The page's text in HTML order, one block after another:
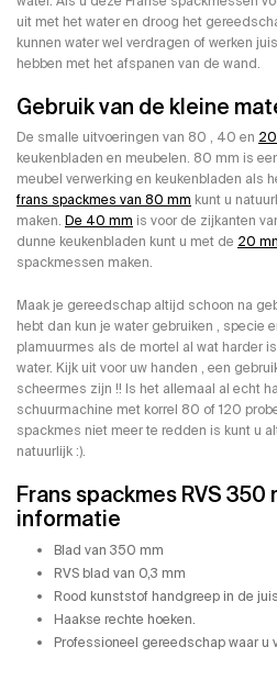
uit met het water en droog het
kunnen water wel verdragen of werken
hebben met het afspanen van de wand.
Gebruik van de kleine
De smalle uitvoeringen van 80 , 40 en
keukenbladen en meubelen. 80 mm is
meubel verwerking en keukenbladen als
frans spackmes van 80 mm kunt u
maken. De 40 mm is voor de zijkanten
dunne keukenbladen kunt u met de 20
spackmessen maken.
Maak je gereedschap altijd schoon na
hebt dan kun je water gebruiken , specie
plamuurmes als de mortel al wat harder
water. Kijk uit voor uw handen , een
scheermes zijn !! Is het allemaal al echt
schuurmachine met korrel 80 of 120
spackmes niet meer te redden is kunt u
natuurlijk :).
Frans spackmes RVS 350
informatie
Blad van 350 mm
RVS blad van 0,3 mm
Rood kunststof handgreep in de
Haakse rechte hoeken.
Professioneel gereedschap waar u